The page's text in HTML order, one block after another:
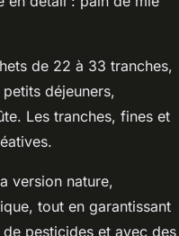
de 22 à 33 tranches,
déjeuners,
Les tranches, fines et
version nature,
tout en garantissant
pesticides et avec des